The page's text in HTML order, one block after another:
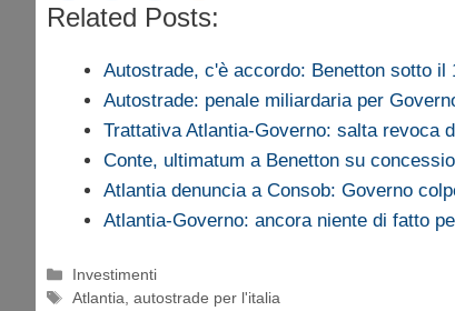
Related Posts:
Autostrade, c'è accordo: Benetton sotto il
Autostrade: penale miliardaria per
Trattativa Atlantia-Governo: salta revoca
Conte, ultimatum a Benetton su
Atlantia denuncia a Consob: Governo
Atlantia-Governo: ancora niente di fatto
Categorie
Investimenti
Tag
Atlantia ,autostrade per l'italia